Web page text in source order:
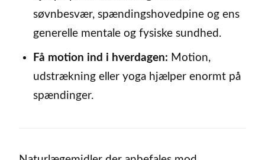
søvnbesvær, spændingshovedpine og ens
generelle mentale og fysiske sundhed.
Få motion ind i hverdagen: Motion,
udstrækning eller yoga hjælper enormt på
spændinger.